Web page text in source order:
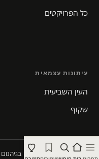
כל הפרויקטים
עיתונות עצמאית
העין השביעית
שקוף
© 2026 המקום הכי חם בגיהנום · עיתונות עצמאית חוקרת